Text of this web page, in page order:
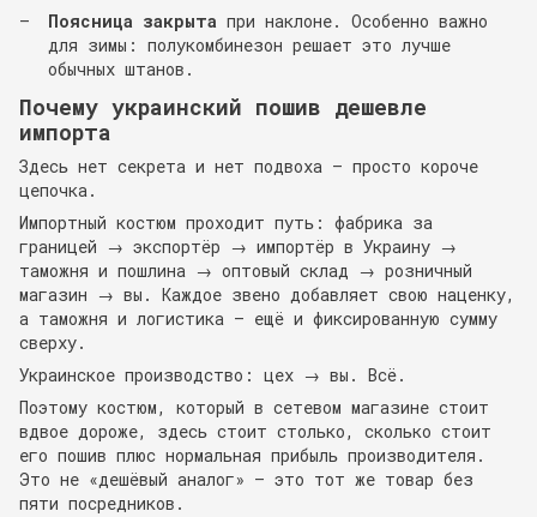
Поясница закрыта при наклоне. Особенно важно
для зимы: полукомбинезон решает это лучше
обычных штанов.
Почему украинский пошив дешевле
импорта
Здесь нет секрета и нет подвоха — просто короче
цепочка.
Импортный костюм проходит путь: фабрика за
границей → экспортёр → импортёр в Украину →
таможня и пошлина → оптовый склад → розничный
магазин → вы. Каждое звено добавляет свою наценку,
а таможня и логистика — ещё и фиксированную сумму
сверху.
Украинское производство: цех → вы. Всё.
Поэтому костюм, который в сетевом магазине стоит
вдвое дороже, здесь стоит столько, сколько стоит
его пошив плюс нормальная прибыль производителя.
Это не «дешёвый аналог» — это тот же товар без
пяти посредников.